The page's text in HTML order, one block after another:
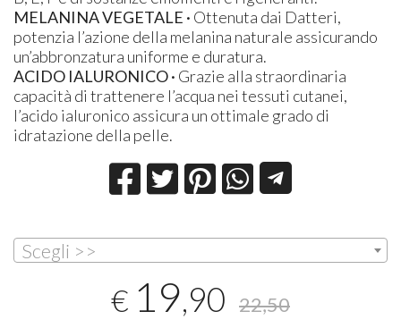
MELANINA VEGETALE · Ottenuta dai Datteri,
potenzia l’azione della melanina naturale assicurando
un’abbronzatura uniforme e duratura.
ACIDO IALURONICO · Grazie alla straordinaria
capacità di trattenere l’acqua nei tessuti cutanei,
l’acido ialuronico assicura un ottimale grado di
idratazione della pelle.
Scegli >>
€ 19,90 22,50